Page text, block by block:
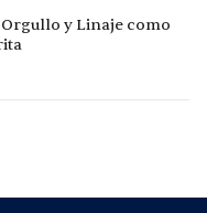
y Linaje como